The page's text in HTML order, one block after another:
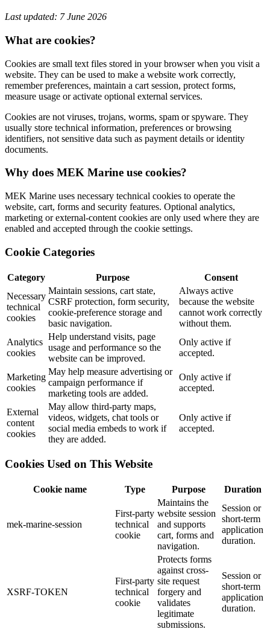
Last updated: 7 June 2026
What are cookies?
Cookies are small text files stored in your browser when you visit a
website. They can be used to make a website work correctly,
remember preferences, maintain a cart session, protect forms,
measure usage or activate optional external services.
Cookies are not viruses, trojans, worms, spam or spyware. They
usually store technical information, preferences or browsing
identifiers, not sensitive data such as payment details or identity
documents.
Why does MEK Marine use cookies?
MEK Marine uses necessary technical cookies to operate the
website, cart, forms and security features. Optional analytics,
marketing or external-content cookies are only used where they are
enabled and accepted through the cookie settings.
Cookie Categories
Category Purpose
Consent
Necessary
technical
cookies
Maintain sessions, cart state,
CSRF protection, form security,
cookie-preference storage and
basic navigation.
Always active
because the website
cannot work correctly
without them.
Analytics
cookies
Help understand visits, page
usage and performance so the
website can be improved.
Only active if
accepted.
Marketing
cookies
May help measure advertising or
campaign performance if
marketing tools are added.
Only active if
accepted.
External
content
cookies
May allow third-party maps,
videos, widgets, chat tools or
social media embeds to work if
they are added.
Only active if
accepted.
Cookies Used on This Website
Cookie name Type Purpose Duration
mek-marine-session
First-party
technical
cookie
Maintains the
website session
and supports
cart, forms and
navigation.
Session or
short-term
application
duration.
XSRF-TOKEN
First-party
technical
cookie
Protects forms
against cross-
site request
forgery and
validates
legitimate
submissions.
Session or
short-term
application
duration.